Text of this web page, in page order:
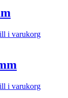
i varukorg
i varukorg